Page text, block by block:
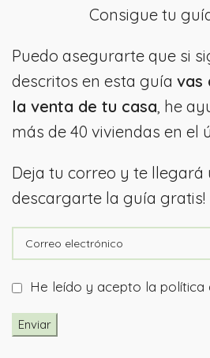
Consigue tu
Puedo asegurarte que si
descritos en esta guíavas
la venta de tu casa , he
más de 40 viviendas en el
Deja tu correo y te llegará
descargarte la guía gratis!
He leído y acepto la política